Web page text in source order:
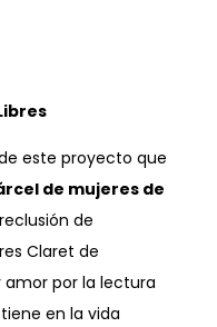
este proyecto que
de mujeres de
de
Claret de
por la lectura
en la vida